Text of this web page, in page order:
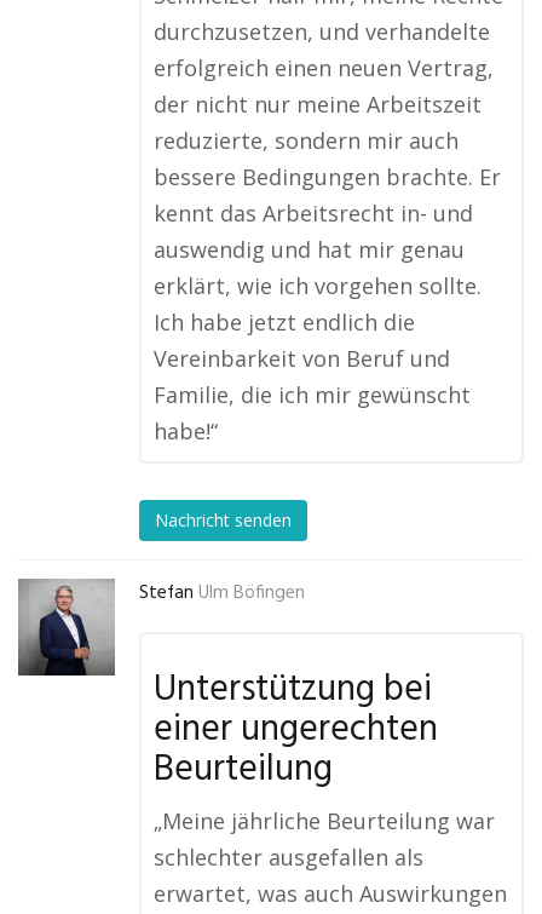
durchzusetzen, und verhandelte
erfolgreich einen neuen Vertrag,
der nicht nur meine Arbeitszeit
reduzierte, sondern mir auch
bessere Bedingungen brachte. Er
kennt das Arbeitsrecht in- und
auswendig und hat mir genau
erklärt, wie ich vorgehen sollte.
Ich habe jetzt endlich die
Vereinbarkeit von Beruf und
Familie, die ich mir gewünscht
habe!“
Nachricht senden
Stefan Ulm Böfingen
Unterstützung bei
einer ungerechten
Beurteilung
„Meine jährliche Beurteilung war
schlechter ausgefallen als
erwartet, was auch Auswirkungen